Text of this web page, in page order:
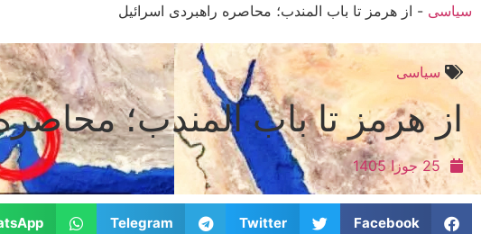
سیاسی - از هرمز تا باب‌ المندب؛ محاصره راهبردی اسرائیل
سیاسی
از هرمز تا باب‌ المندب؛
25 جوزا 1405
Facebook
Twitter
Telegram